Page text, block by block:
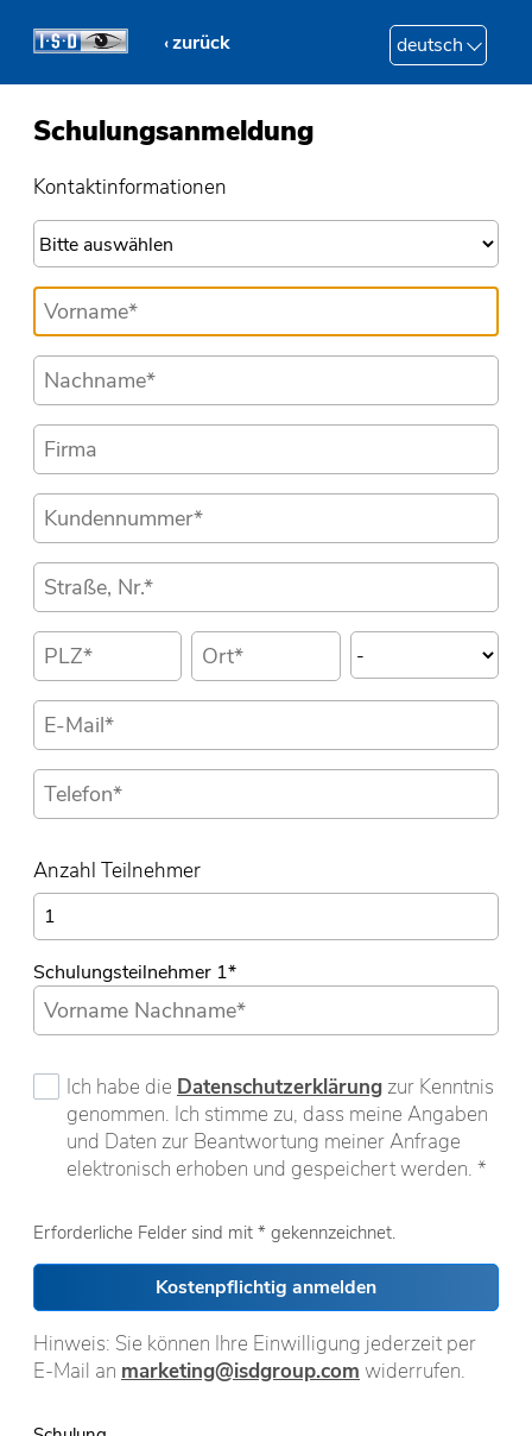
zurück deutsch
Schulungsanmeldung
Kontaktinformationen
Anzahl Teilnehmer
Schulungsteilnehmer 1*
Ich habe die Datenschutzerklärungzur Kenntnis
genommen. Ich stimme zu, dass meine Angaben
und Daten zur Beantwortung meiner Anfrage
elektronisch erhoben und gespeichert werden. *
Erforderliche Felder sind mit * gekennzeichnet.
Kostenpflichtig anmelden
Hinweis: Sie können Ihre Einwilligung jederzeit per
E-Mail an marketing@isdgroup.com widerrufen.